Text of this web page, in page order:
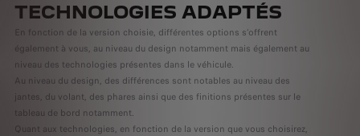
TECHNOLOGIES ADAPTÉS
En fonction de la version choisie, différentes options s’offrent
également à vous, au niveau du design notamment mais également au
niveau des technologies présentes dans le véhicule.
Au niveau du design, des différences sont notables au niveau des
jantes, du volant, des phares ainsi que des finitions présentes sur le
tableau de bord notamment.
Quant aux technologies, en fonction de la version que vous choisirez,